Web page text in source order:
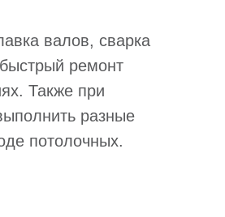
валов, сварка
ремонт
Также при
разные
потолочных.